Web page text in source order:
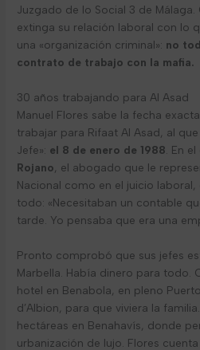
Juzgado de lo Social 3 de Málaga.
extinga su relación laboral con lo
una «organización criminal»: no
contrato de trabajo con la mafia.
30 años trabajando para Al Asad
Manuel Flores sabe la fecha
trabajar para Rifaat Al Asad, al
Jefe»: el 8 de enero de 1988 . En
Rojano , el abogado que le
Nacional como en el juicio
todo: «Necesitaban un contable
tarde. Yo pensaba que era una
Pronto comprobó que sus jefes
Marbella. Había dinero para todo.
hotel en Benabola, en pleno
d’Albion, para que viviera la
hectáreas en Benahavís, donde
urbanización de lujo. Flores